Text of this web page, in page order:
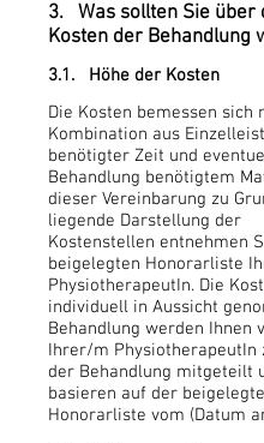
3. Was sollten Sie über
Kosten der Behandlung
3.1. Höhe der Kosten
Die Kosten bemessen sich
Kombination aus
benötigter Zeit und
Behandlung benötigtem
dieser Vereinbarung zu
liegende Darstellung der
Kostenstellen entnehmen
beigelegten Honorarliste
PhysiotherapeutIn. Die
individuell in Aussicht
Behandlung werden Ihnen
Ihrer/m PhysiotherapeutIn
der Behandlung mitgeteilt
basieren auf der
Honorarliste vom (Datum